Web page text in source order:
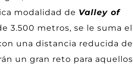
modalidad de Valley of
3.500 metros, se le suma el
una distancia reducida de
un gran reto para aquellos